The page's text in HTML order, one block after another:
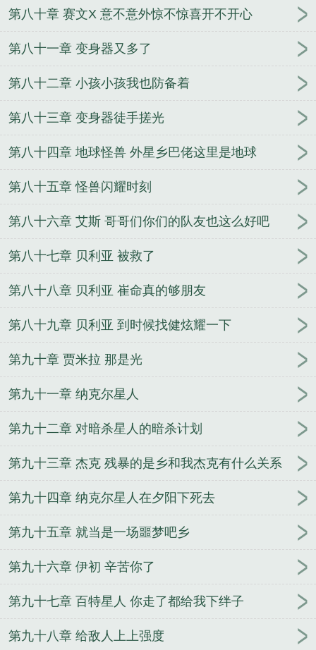
第八十章 赛文X 意不意外惊不惊喜开不开心
第八十一章 变身器又多了
第八十二章 小孩小孩我也防备着
第八十三章 变身器徒手搓光
第八十四章 地球怪兽 外星乡巴佬这里是地球
第八十五章 怪兽闪耀时刻
第八十六章 艾斯 哥哥们你们的队友也这么好吧
第八十七章 贝利亚 被救了
第八十八章 贝利亚 崔命真的够朋友
第八十九章 贝利亚 到时候找健炫耀一下
第九十章 贾米拉 那是光
第九十一章 纳克尔星人
第九十二章 对暗杀星人的暗杀计划
第九十三章 杰克 残暴的是乡和我杰克有什么关系
第九十四章 纳克尔星人在夕阳下死去
第九十五章 就当是一场噩梦吧乡
第九十六章 伊初 辛苦你了
第九十七章 百特星人 你走了都给我下绊子
第九十八章 给敌人上上强度